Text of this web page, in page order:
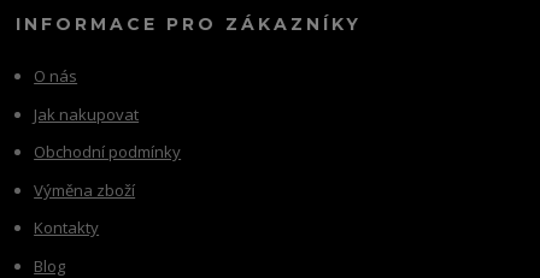
INFORMACE PRO ZÁKAZNÍKY
O nás
Jak nakupovat
Obchodní podmínky
Výměna zboží
Kontakty
Blog